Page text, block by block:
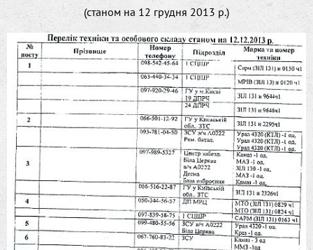
(станом на 12 грудня 2013 р.)